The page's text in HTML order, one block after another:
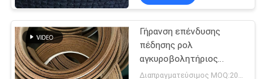
Γήρανση επένδυσης
πέδησης ρολ
αγκυροβολητήριος
κουμπί επένδυση